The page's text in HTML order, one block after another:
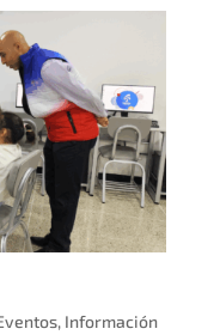
, Información